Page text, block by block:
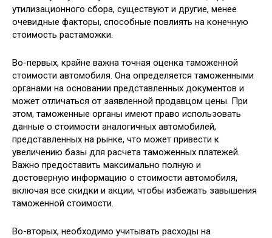
утилизационного сбора, существуют и другие, менее
очевидные факторы, способные повлиять на конечную
стоимость растаможки.
Во-первых, крайне важна точная оценка таможенной
стоимости автомобиля. Она определяется таможенными
органами на основании представленных документов и
может отличаться от заявленной продавцом цены. При
этом, таможенные органы имеют право использовать
данные о стоимости аналогичных автомобилей,
представленных на рынке, что может привести к
увеличению базы для расчета таможенных платежей.
Важно предоставить максимально полную и
достоверную информацию о стоимости автомобиля,
включая все скидки и акции, чтобы избежать завышения
таможенной стоимости.
Во-вторых, необходимо учитывать расходы на